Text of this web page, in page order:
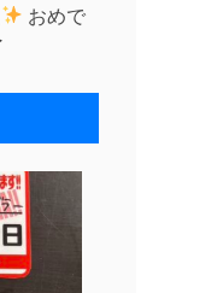
おめで